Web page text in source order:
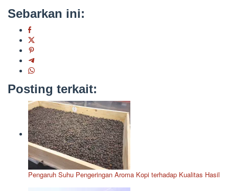
Sebarkan ini:
Posting terkait:
Pengaruh Suhu Pengeringan Aroma Kopi terhadap Kualitas Hasil